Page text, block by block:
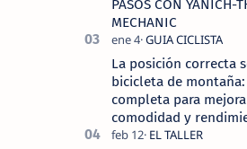
PASOS CON YANICH-
MECHANIC
La posición correcta
bicicleta de
completa para
comodidad y